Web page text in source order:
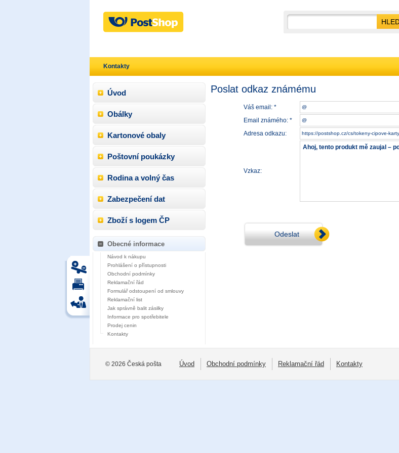
Poslat odkaz známému
Váš email: *
Email známého: *
Adresa odkazu:
Vzkaz:
Odeslat
Úvod
Obálky
Kartonové obaly
Poštovní poukázky
Rodina a volný čas
Zabezpečení dat
Zboží s logem ČP
Obecné informace
Návod k nákupu
Prohlášení o přístupnosti
Obchodní podmínky
Reklamační řád
Formulář odstoupení od smlouvy
Reklamační list
Jak správně balit zásilky
Informace pro spotřebitele
Prodej cenin
Kontakty
Kontakty
© 2026 Česká pošta Úvod Obchodní podmínky Reklamační řád Kontakty